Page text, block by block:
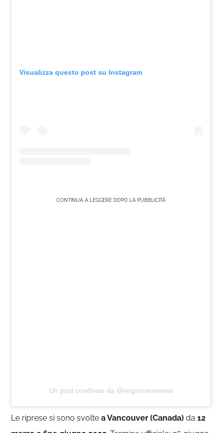
Visualizza questo post su Instagram
CONTINUA A LEGGERE DOPO LA PUBBLICITÀ
Un post condiviso da @virginriverseries
Le riprese si sono svoltea Vancouver (Canada) da12